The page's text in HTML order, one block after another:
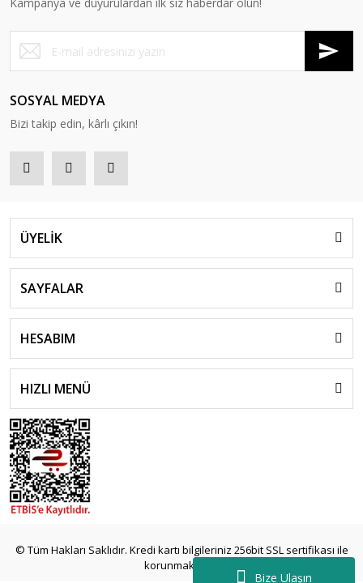
Bize Ulaşın
SOSYAL MEDYA
Bizi takip edin, kârlı çıkın!
ÜYELİK
SAYFALAR
HESABIM
HIZLI MENÜ
© Tüm Hakları Saklıdır. Kredi kartı bilgileriniz 256bit SSL sertifikası ile
korunmaktadır.